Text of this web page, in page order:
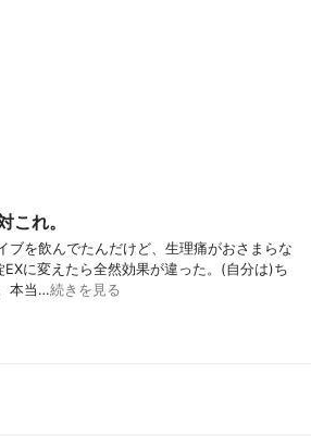
これ。
ブを飲んでたんだけど、生理痛がおさまらな
に変えたら全然効果が違った。(自分は)ち
本当…続きを見る